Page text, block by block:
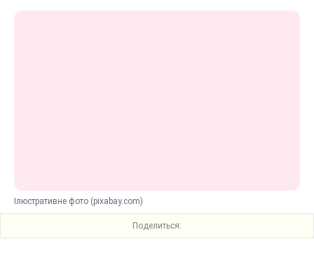
Ілюстративне фото (pixabay.com)
Поделиться: